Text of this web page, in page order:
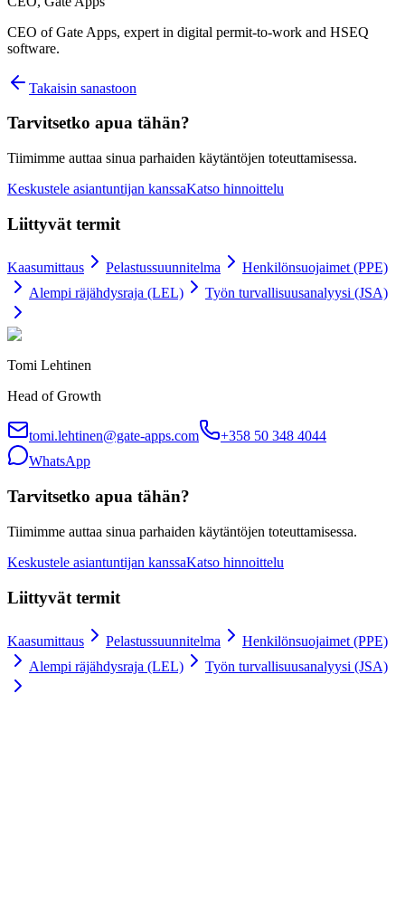
CEO of Gate Apps, expert in digital permit-to-work and HSEQ
software.
Takaisin sanastoon
Tarvitsetko apua tähän?
Tiimimme auttaa sinua parhaiden käytäntöjen toteuttamisessa.
Keskustele asiantuntijan kanssaKatso hinnoittelu
Liittyvät termit
Kaasumittaus Pelastussuunnitelma
Henkilönsuojaimet (PPE)
Alempi räjähdysraja (LEL)
Työn turvallisuusanalyysi (JSA)
Tomi Lehtinen
Head of Growth
tomi.lehtinen@gate-apps.com
+358 50 348 4044
WhatsApp
Tarvitsetko apua tähän?
Tiimimme auttaa sinua parhaiden käytäntöjen toteuttamisessa.
Keskustele asiantuntijan kanssaKatso hinnoittelu
Liittyvät termit
Kaasumittaus Pelastussuunnitelma
Henkilönsuojaimet (PPE)
Alempi räjähdysraja (LEL)
Työn turvallisuusanalyysi (JSA)